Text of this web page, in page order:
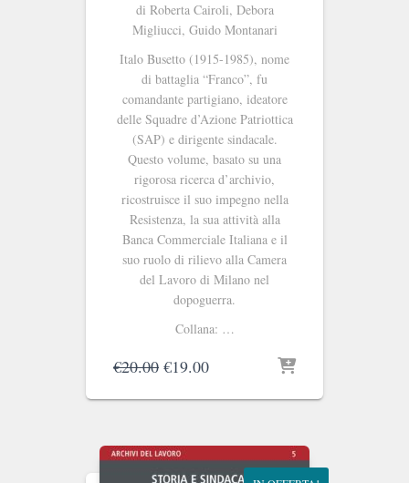
di Roberta Cairoli, Debora
Migliucci, Guido Montanari
Italo Busetto (1915-1985), nome
di battaglia “Franco”, fu
comandante partigiano, ideatore
delle Squadre d’Azione Patriottica
(SAP) e dirigente sindacale.
Questo volume, basato su una
rigorosa ricerca d’archivio,
ricostruisce il suo impegno nella
Resistenza, la sua attività alla
Banca Commerciale Italiana e il
suo ruolo di rilievo alla Camera
del Lavoro di Milano nel
dopoguerra.
Collana: …
€20.00 Il
originale
€20.00.
€19.00Il
attuale
€19.00.